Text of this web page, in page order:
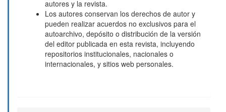
autores y la revista.
Los autores conservan los derechos de autor y
pueden realizar acuerdos no exclusivos para el
autoarchivo, depósito o distribución de la versión
del editor publicada en esta revista, incluyendo
repositorios institucionales, nacionales o
internacionales, y sitios web personales.